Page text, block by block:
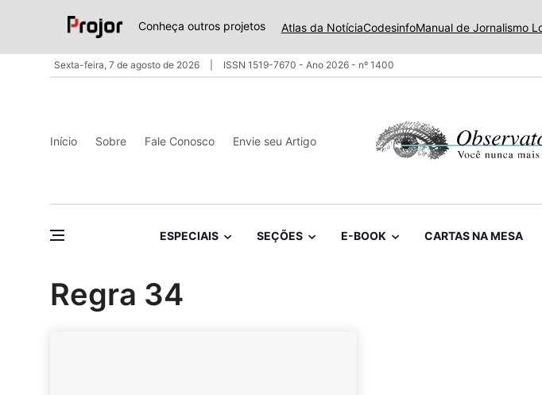
Conheça outros projetos Atlas da NotíciaCodesinfoManual de Jornalismo
Sexta-feira, 7 de agosto de 2026 ISSN 1519-7670 - Ano 2026 - nº 1400
Início Sobre Fale Conosco Envie seu Artigo
ESPECIAIS SEÇÕES E-BOOK CARTAS NA MESA
Regra 34